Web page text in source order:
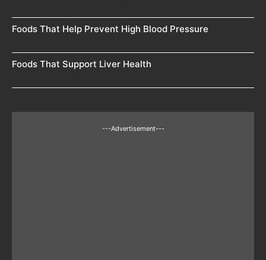
Foods That Help Prevent High Blood Pressure
Foods That Support Liver Health
---Advertisement---